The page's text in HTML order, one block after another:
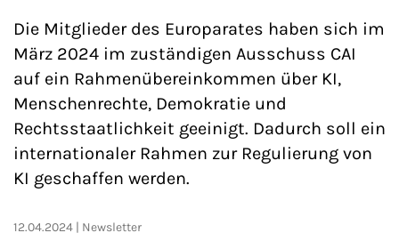
Die Mitglieder des Europarates haben sich im
März 2024 im zuständigen Ausschuss CAI
auf ein Rahmenübereinkommen über KI,
Menschenrechte, Demokratie und
Rechtsstaatlichkeit geeinigt. Dadurch soll ein
internationaler Rahmen zur Regulierung von
KI geschaffen werden.
12.04.2024 Newsletter